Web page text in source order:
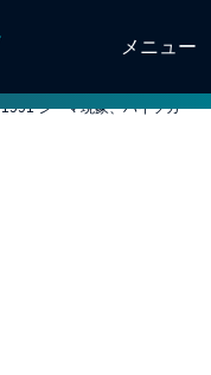
メニュー
シーマ現象、ハイソカ